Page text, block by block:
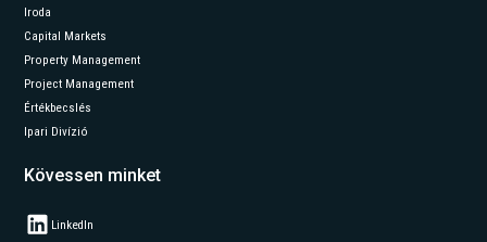
Iroda
Capital Markets
Property Management
Project Management
Értékbecslés
Ipari Divízió
Kövessen minket
LinkedIn